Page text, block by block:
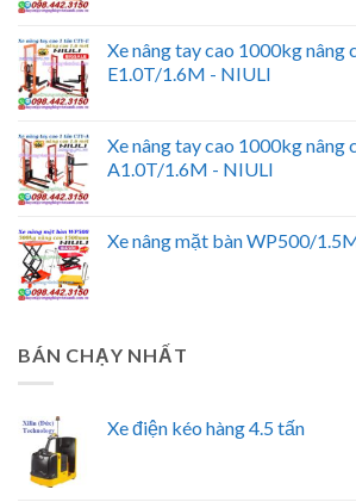
Xe nâng tay cao 1000kg nâng
E1.0T/1.6M - NIULI
Xe nâng tay cao 1000kg nâng
A1.0T/1.6M - NIULI
Xe nâng mặt bàn WP500/
BÁN CHẠY NHẤT
Xe điện kéo hàng 4.5 tấn